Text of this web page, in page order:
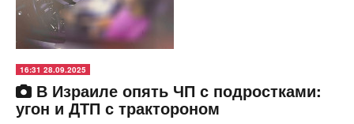
16:31 28.09.2025
В Израиле опять ЧП с подростками:
угон и ДТП с трактороном